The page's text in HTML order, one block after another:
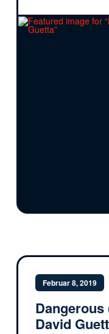
Februar 8, 2019
Dangerous
David